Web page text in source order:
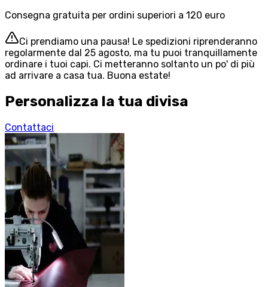
Consegna gratuita per ordini superiori a 120 euro
Ci prendiamo una pausa! Le spedizioni riprenderanno
regolarmente dal 25 agosto, ma tu puoi tranquillamente
ordinare i tuoi capi. Ci metteranno soltanto un po' di più
ad arrivare a casa tua. Buona estate!
Personalizza la tua divisa
Contattaci